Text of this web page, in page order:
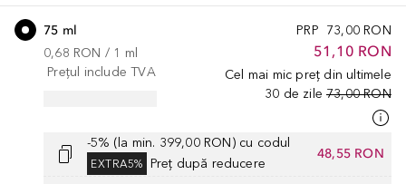
PRP 73,00 RON
51,10 RON
Cel mai mic preț din ultimele
30 de zile 73,00 RON
75 ml
0,68 RON / 1 ml
Prețul include TVA
-5% (la min. 399,00 RON) cu codul
EXTRA5% Preț după reducere
48,55 RON